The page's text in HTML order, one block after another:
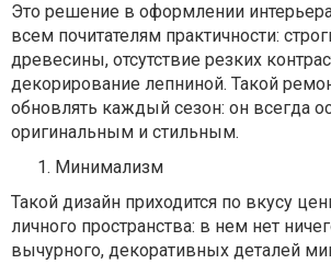
Это решение в оформлении
всем почитателям практичности:
древесины, отсутствие резких
декорирование лепниной. Такой
обновлять каждый сезон: он всегда
оригинальным и стильным.
Минимализм
Такой дизайн приходится по вкусу
личного пространства: в нем нет
вычурного, декоративных деталей